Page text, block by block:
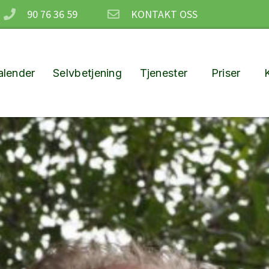
90 76 36 59 KONTAKT OSS
Selvbetjening Tjenester Priser